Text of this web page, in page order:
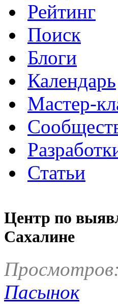
Рейтинг
Поиск
Блоги
Календарь
Мастер-
Статьи
Центр по
Сахалине
Пасынок